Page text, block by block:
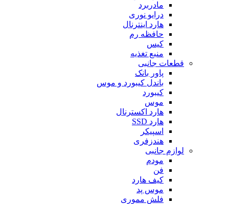
مادربرد
درایو نوری
هارد اینترنال
حافظه رم
کیس
منبع تغذیه
قطعات جانبی
پاور بانک
باندل کیبورد و موس
کیبورد
موس
هارد اکسترنال
هارد SSD
اسپیکر
هندزفری
لوازم جانبی
مودم
فن
کیف هارد
موس پد
فلش مموری